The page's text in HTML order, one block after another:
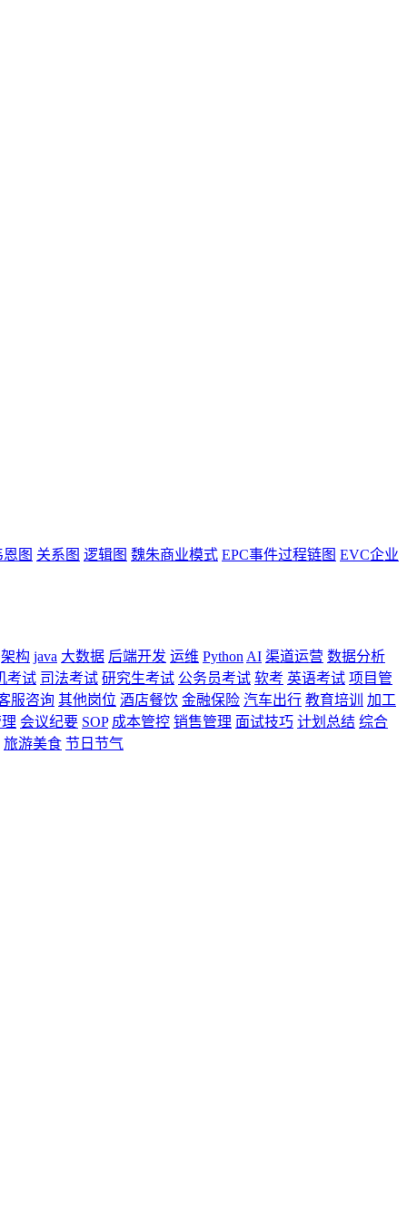
恩图 关系图 逻辑图 魏朱商业模式 EPC事件过程链图 EVC企业
架构 java 大数据 后端开发 运维 Python AI 渠道运营 数据分析
考试 司法考试 研究生考试 公务员考试 软考 英语考试 项目管
服咨询 其他岗位 酒店餐饮 金融保险 汽车出行 教育培训
加工
会议纪要 SOP 成本管控 销售管理 面试技巧 计划总结 综合
旅游美食 节日节气